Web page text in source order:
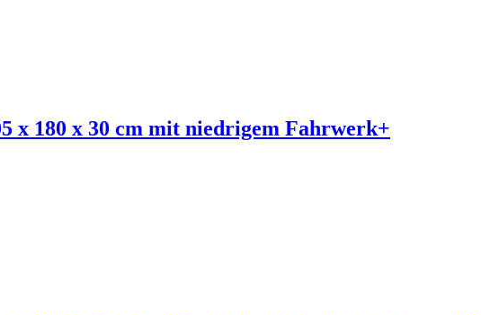
x 180 x 30 cm mit niedrigem Fahrwerk+